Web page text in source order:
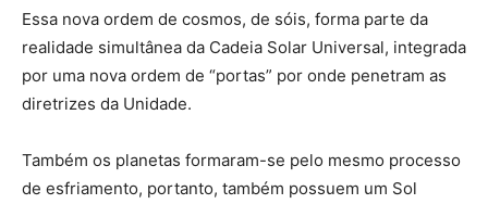
Essa nova ordem de cosmos, de sóis, forma parte da
realidade simultânea da Cadeia Solar Universal, integrada
por uma nova ordem de “portas” por onde penetram as
diretrizes da Unidade.
Também os planetas formaram-se pelo mesmo processo
de esfriamento, portanto, também possuem um Sol